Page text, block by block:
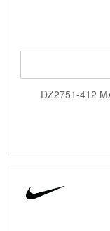
DZ2751-412